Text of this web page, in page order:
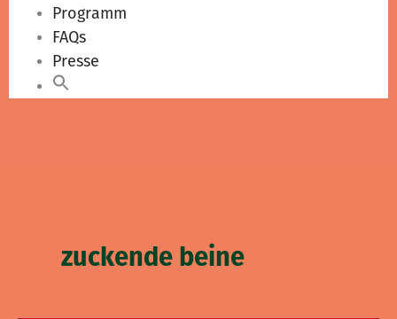
Programm
FAQs
Presse
zuckende beine